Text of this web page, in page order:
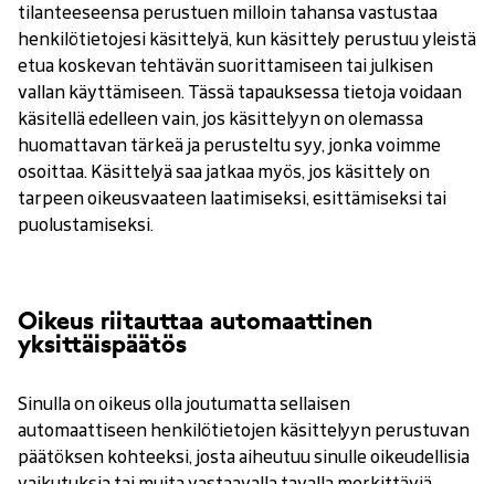
tilanteeseensa perustuen milloin tahansa vastustaa
henkilötietojesi käsittelyä, kun käsittely perustuu yleistä
etua koskevan tehtävän suorittamiseen tai julkisen
vallan käyttämiseen. Tässä tapauksessa tietoja voidaan
käsitellä edelleen vain, jos käsittelyyn on olemassa
huomattavan tärkeä ja perusteltu syy, jonka voimme
osoittaa. Käsittelyä saa jatkaa myös, jos käsittely on
tarpeen oikeusvaateen laatimiseksi, esittämiseksi tai
puolustamiseksi.
Oikeus riitauttaa automaattinen
yksittäispäätös
Sinulla on oikeus olla joutumatta sellaisen
automaattiseen henkilötietojen käsittelyyn perustuvan
päätöksen kohteeksi, josta aiheutuu sinulle oikeudellisia